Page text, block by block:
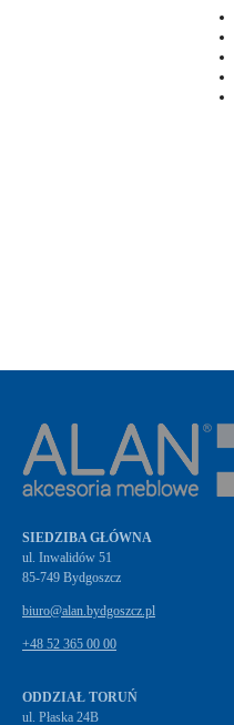
SIEDZIBA GŁÓWNA
ul. Inwalidów 51
biuro@alan.bydgoszcz.pl
+48 52 365 00 00
ODDZIAŁ TORUŃ
ul. Płaska 24B